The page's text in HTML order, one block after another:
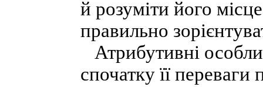
й розуміти його
правильно
Атрибутивні
спочатку її